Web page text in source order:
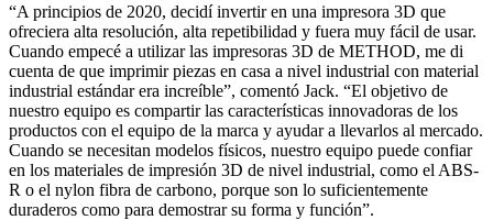
“A principios de 2020, decidí invertir en una impresora 3D que
ofreciera alta resolución, alta repetibilidad y fuera muy fácil de usar.
Cuando empecé a utilizar las impresoras 3D de METHOD, me di
cuenta de que imprimir piezas en casa a nivel industrial con material
industrial estándar era increíble”, comentó Jack. “El objetivo de
nuestro equipo es compartir las características innovadoras de los
productos con el equipo de la marca y ayudar a llevarlos al mercado.
Cuando se necesitan modelos físicos, nuestro equipo puede confiar
en los materiales de impresión 3D de nivel industrial, como el ABS-
R o el nylon fibra de carbono, porque son lo suficientemente
duraderos como para demostrar su forma y función”.